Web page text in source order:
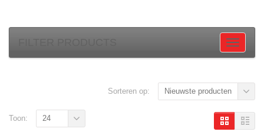
Sorteren op: Nieuwste producten
Toon: 24